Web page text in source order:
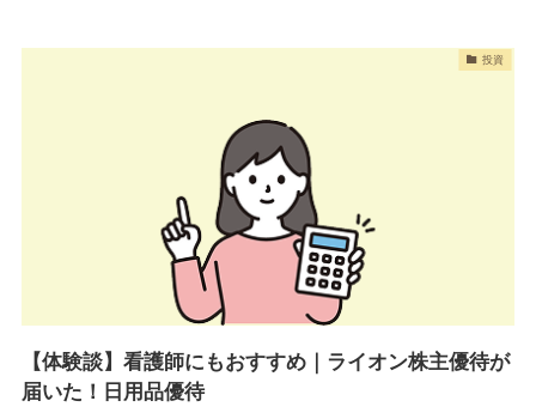
投資
【体験談】看護師にもおすすめ｜ライオン株主優待が
届いた！日用品優待